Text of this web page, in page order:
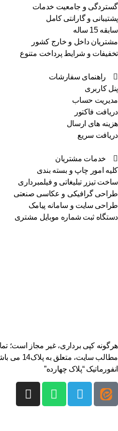
و جامعیت خدمات
و گارانتی کامل
15 ساله
داخل و خارج کشور
و شرایط پرداخت متنوع
راهنمای سفارشات
کاربری
حساب
فاکتور
های ارسال
سریع
خدمات مشتریان
امور چاپ و بسته بندی
تیزر تبلیغاتی و فیلمبرداری
گرافیکی و عکاسی صنعتی
سایت و سامانه پیامک
ثبت شماره موبایل مشتری
کپی برداری، غیر مجاز است؛
مطالب سایت،
“پلاک چهارده”